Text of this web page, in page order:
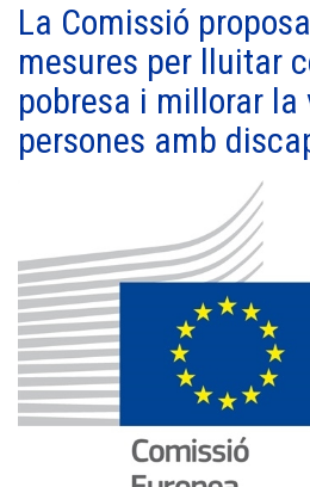
La Comissió
mesures per lluitar
pobresa i millorar la
persones amb